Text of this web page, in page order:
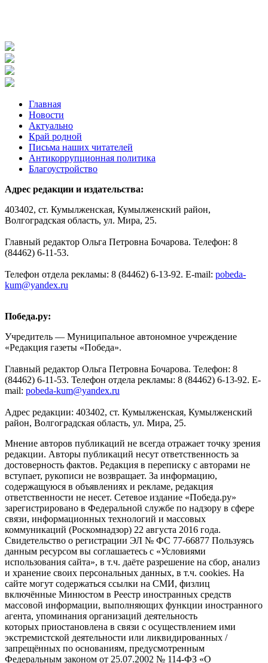
Главная
Новости
Актуально
Край родной
Письма наших читателей
Антикоррупционная политика
Благоустройство
Адрес редакции и издательства:
403402, ст. Кумылженская, Кумылженский район,
Волгоградская область, ул. Мира, 25.
Главный редактор Ольга Петровна Бочарова. Телефон: 8
(84462) 6-11-53.
Телефон отдела рекламы: 8 (84462) 6-13-92. E-mail: pobeda-
kum@yandex.ru
Победа.ру:
Учредитель — Муниципальное автономное учреждение
«Редакция газеты «Победа».
Главный редактор Ольга Петровна Бочарова. Телефон: 8
(84462) 6-11-53. Телефон отдела рекламы: 8 (84462) 6-13-92. E-
mail: pobeda-kum@yandex.ru
Адрес редакции: 403402, ст. Кумылженская, Кумылженский
район, Волгоградская область, ул. Мира, 25.
Мнение авторов публикаций не всегда отражает точку зрения
редакции. Авторы публикаций несут ответственность за
достоверность фактов. Редакция в переписку с авторами не
вступает, рукописи не возвращает. За информацию,
содержащуюся в объявлениях и рекламе, редакция
ответственности не несет. Сетевое издание «Победа.ру»
зарегистрировано в Федеральной службе по надзору в сфере
связи, информационных технологий и массовых
коммуникаций (Роскомнадзор) 22 августа 2016 года.
Свидетельство о регистрации ЭЛ № ФС 77-66877 Пользуясь
данным ресурсом вы соглашаетесь с «Условиями
использования сайта», в т.ч. даёте разрешение на сбор, анализ
и хранение своих персональных данных, в т.ч. cookies. На
сайте могут содержаться ссылки на СМИ, физлиц
включённые Минюстом в Реестр иностранных средств
массовой информации, выполняющих функции иностранного
агента, упоминания организаций деятельность
которых приостановлена в связи с осуществлением ими
экстремистской деятельности или ликвидированных /
запрещённых по основаниям, предусмотренным
Федеральным законом от 25.07.2002 № 114-ФЗ «О